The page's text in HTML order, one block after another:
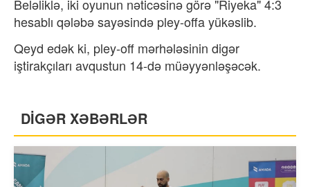
Beləliklə, iki oyunun nəticəsinə görə "Riyeka" 4:3
hesablı qələbə sayəsində pley-offa yükəslib.
Qeyd edək ki, pley-off mərhələsinin digər
iştirakçıları avqustun 14-də müəyyənləşəcək.
DİGƏR XƏBƏRLƏR